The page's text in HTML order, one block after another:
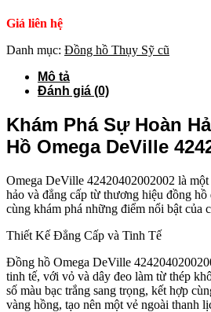
Giá liên hệ
Danh mục: Đồng hồ Thụy Sỹ cũ
Mô tả
Đánh giá (0)
Khám Phá Sự Hoàn
Hồ Omega DeVille
Omega DeVille 42420402002002 là
hảo và đẳng cấp từ thương hiệu đồng
cùng khám phá những điểm nổi bật của
Thiết Kế Đẳng Cấp và Tinh Tế
Đồng hồ Omega DeVille
tinh tế, với vỏ và dây đeo làm từ thép
số màu bạc trắng sang trọng, kết hợp
vàng hồng, tạo nên một vẻ ngoài thanh